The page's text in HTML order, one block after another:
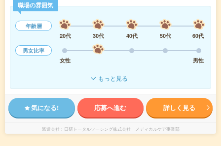
職場の雰囲気
年齢層
20代
30代 40代 50代
60代
男女比率
女性
男性
もっと見る
気になる! 応募へ進む 詳しく見る
派遣会社 日研トータルソーシング株式会社 メディカルケア事業部